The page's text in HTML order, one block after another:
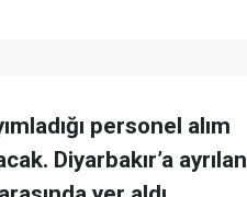
personel alım
Diyarbakır’a ayrılan